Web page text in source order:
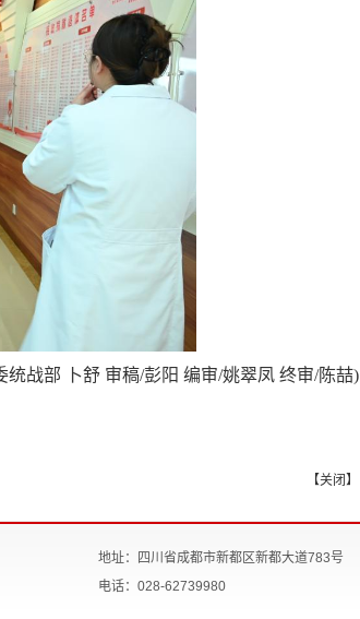
统战部 卜舒 审稿/彭阳 编审/姚翠凤 终审/陈喆)
【关闭】
地址：四川省成都市新都区新都大道783号
电话：028-62739980